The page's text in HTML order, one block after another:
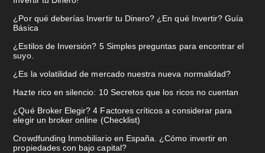
¿Por qué deberías Invertir tu Dinero? ¿En qué Invertir? Guía
Básica
¿Estilos de Inversión? 5 Simples preguntas para encontrar el
suyo.
¿Es la volatilidad de mercado nuestra nueva normalidad?
Hazte rico en silencio: 10 Secretos que los ricos no cuentan
¿Qué Broker Elegir? 4 Factores críticos a considerar para
elegir un broker online (Checklist)
Crowdfunding Inmobiliario en España. ¿Cómo invertir en
propiedades con bajo capital?